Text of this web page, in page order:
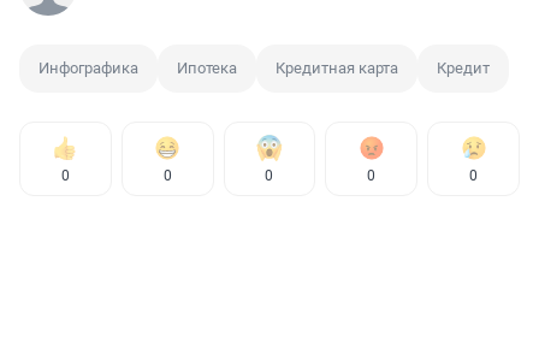
Инфографика Ипотека Кредитная карта Кредит
0 0 0 0 0